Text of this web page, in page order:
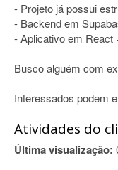
- Projeto já possui
- Backend em
- Aplicativo em React
Busco alguém com
Interessados podem
Atividades do
Última visualização: